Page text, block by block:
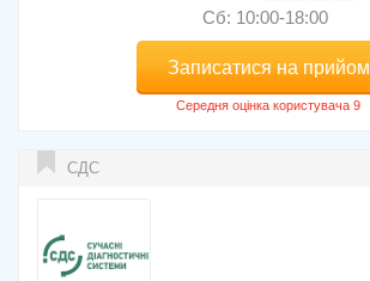
Сб: 10:00-18:00
Записатися на прийом
СДС